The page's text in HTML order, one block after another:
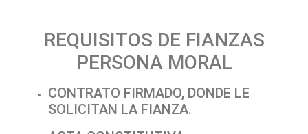
REQUISITOS DE FIANZAS
PERSONA MORAL
CONTRATO FIRMADO, DONDE LE
SOLICITAN LA FIANZA.